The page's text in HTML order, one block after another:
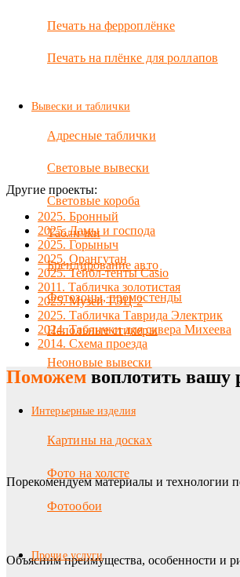
Печать на ферроплёнке
Печать на плёнке для роллапов
Вывески и таблички
Адресные таблички
Световые вывески
Световые короба
Таблички
Брендирование авто
Фотозоны, промостенды
Напольные стикеры
Неоновые вывески
Интерьерные изделия
Картины на досках
Фото на холсте
Фотообои
Прочие услуги
даже в салоне
Другие проекты:
2025. Бронный
2025. Дамы и господа
2025. Горыныч
2025. Орангутан
2025. Тейбл-тенты Casio
2011. Табличка золотистая
2025. Музей ТЭЦ-2
2025. Табличка Таврида Электрик
2024. Таблички для сквера Михеева
2014. Схема проезда
Поможем воплотить вашу
Порекомендуем материалы и технологии
Объясним преимущества, особенности и